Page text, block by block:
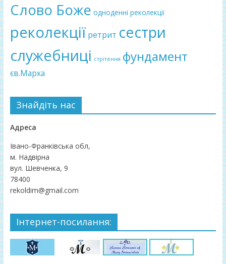
Слово Боже одноденні реколекції
реколекції ретрит сестри
служебниці стрітення фундамент
єв.Марка
Знайдіть нас
Адреса
Івано-Франківська обл,
м. Надвірна
вул. Шевченка, 9
78400
rekoldim@gmail.com
Інтернет-посилання: